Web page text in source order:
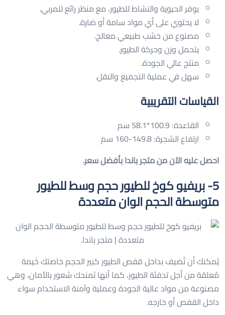
يوفر الحيوية والنشاط للطيور، مع منظر رائع للمربي.
لا يحتوي على أي مواد سامة أو ضارة.
مصنوع من خشب طبيعي معالج.
يتحمل وزن وحركة الطيور.
منتج عالي الجودة.
سهل في عملية التجميع والنقل.
القياسات التقريبية
القاعدة: 100.9*58.1 سم
ارتفاع الشجرة: 149.8-160 سم
احصل عليه الآن من متجر باندا بأفضل سعر.
5- بريفيو كوخ للطيور حجم وسط للطيور
متوسطة الحجم الوان متعددة
يُمكنك أن تُضيف بداخل قفص الطيور كبير الحجم خاصتك خَيمة
مُعلقة من أجل تدفئة الطيور، كما أنها تَمنحك شعور بالأمان، وهي
مصنوعة من مواد عالية الجودة وعملية وآمنة الاستخدام سواء
داخل القفص أو خارجه.